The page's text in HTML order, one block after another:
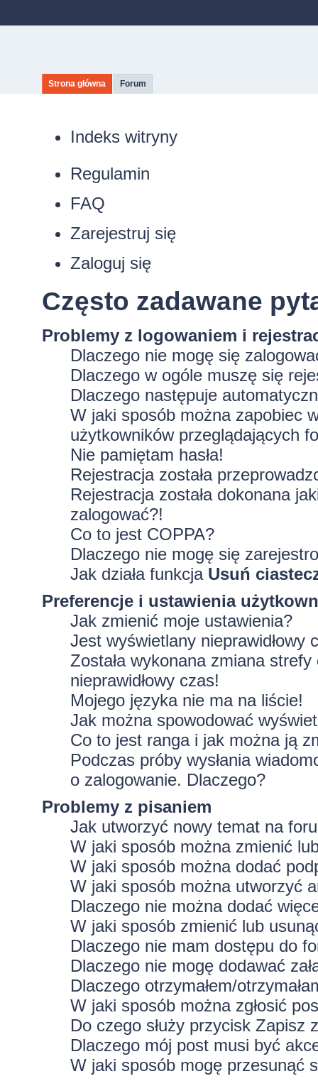
Strona główna Forum
Indeks witryny
Regulamin
FAQ
Zarejestruj się
Zaloguj się
Często zadawane
Problemy z logowaniem i
Dlaczego nie mogę się
Dlaczego w ogóle muszę się
Dlaczego następuje
W jaki sposób można zapobiec
użytkowników przeglądających
Nie pamiętam hasła!
Rejestracja została
Rejestracja została dokonana
zalogować?!
Co to jest COPPA?
Dlaczego nie mogę się
Jak działa funkcja Usuń
Preferencje i ustawienia
Jak zmienić moje ustawienia?
Jest wyświetlany nieprawidłowy
Została wykonana zmiana
nieprawidłowy czas!
Mojego języka nie ma na liście!
Jak można spowodować
Co to jest ranga i jak można ją
Podczas próby wysłania
o zalogowanie. Dlaczego?
Problemy z pisaniem
Jak utworzyć nowy temat na
W jaki sposób można zmienić
W jaki sposób można dodać
W jaki sposób można utworzyć
Dlaczego nie można dodać
W jaki sposób zmienić lub
Dlaczego nie mam dostępu do
Dlaczego nie mogę dodawać
Dlaczego otrzymałem/
W jaki sposób można zgłosić
Do czego służy przycisk Zapisz
Dlaczego mój post musi być
W jaki sposób mogę przesunąć